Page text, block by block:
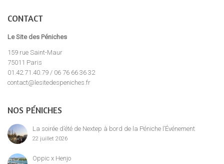
CONTACT
Le Site des Péniches
159 rue Saint-Maur
75011 Paris
01.42.71.40.79 / 06 76 66 36 32
contact@lesitedespeniches.fr
NOS PÉNICHES
La soirée d’été de Nextep à bord de la Péniche l’Événement
22 juillet 2026
Oppic x Henjo